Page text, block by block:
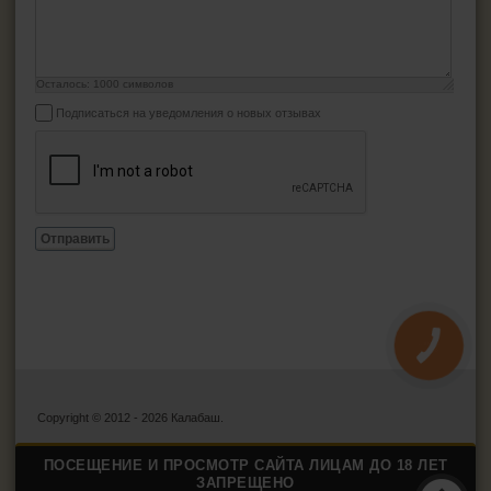
Осталось: 1000 символов
Подписаться на уведомления о новых отзывах
Отправить
Copyright © 2012 - 2026 Калабаш.
ПОСЕЩЕНИЕ И ПРОСМОТР САЙТА ЛИЦАМ ДО 18 ЛЕТ
ЗАПРЕЩЕНО
КНОПКА
ЗВ'ЯЗКУ